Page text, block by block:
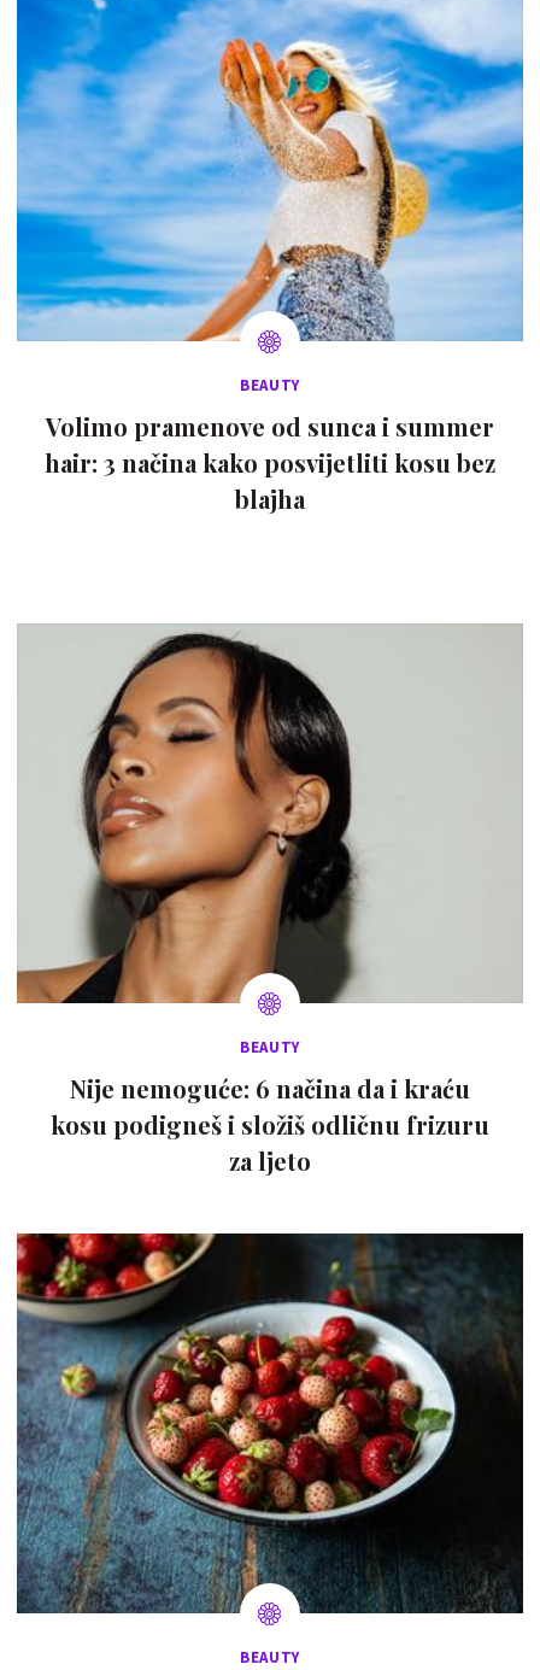
BEAUTY
Volimo pramenove od sunca i summer
hair: 3 načina kako posvijetliti kosu bez
blajha
BEAUTY
Nije nemoguće: 6 načina da i kraću
kosu podigneš i složiš odličnu frizuru
za ljeto
BEAUTY